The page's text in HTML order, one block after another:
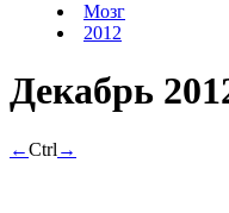
Мозг
2012
Декабрь
←Ctrl →